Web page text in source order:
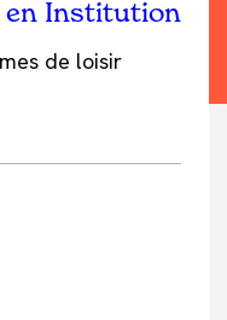
de loisir
en Institution